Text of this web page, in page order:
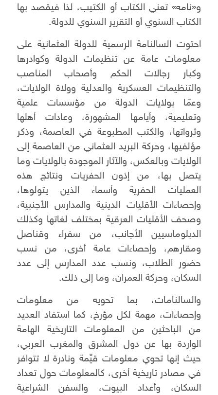
و«نامه» تعني الكتاب أو الكتيب، لذا فيقصد بها
الكتاب السنوي أو التقرير السنوي للدولة.
احتوت السالنامة الرسمية للدولة العثمانية على
معلومات عامة عن تنظيمات الدولة وكوادرها
وكبار رجالات الحكم وأصحاب المناصب
والتنظيمات العسكرية والعدلية وولاة الولايات،
وعمّا بولايات الدولة من مؤسسات علمية
وتعليمية، وأيامها المشهورة، وعادات أهلها
وثرواتها، والكتب المطبوعة في العاصمة، وذكر
مؤلفيها، وحركة البريد العثماني من العاصمة إلى
الولايات وبالعكس، والآثار الموجودة بالولايات وما
يتصل بها، من إذون الحفريات ونتائج هذه
العمليات الحفرية وأسماء الذين يتولوها،
وإحصاءات الأقليات الدينية والمدارس الأجنبية،
وصحف الأقليات العرقية بمختلف لغاتها وكذلك
الدبلوماسيين الأجانب، من سفراء وقناصل
ومقارهم، وإحصاءات عامة أخرى، من نسب
حضور الطلاب، ونسب عدد المدارس إلى عدد
السكان، وحركة العمران، وما إلى ذلك.
والسالنامات، بما تحويه من معلومات
وإحصاءات، مهمة لكل مؤرخ، كما استفاد العديد
من الباحثين من المعلومات التاريخية الهامة
الواردة بها عن دول المشرق والمغرب العربي،
حيث إنها تحوي معلومات قيِّمة ونادرة لا تتوافر
في مصادر تاريخية أخرى، كالمعلومات حول تعداد
السكان، وأعداد البيوت، والسفن الشراعية